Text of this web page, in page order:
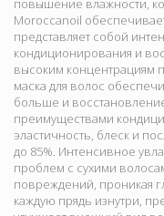
повышение влажности,
Moroccanoil
представляет собой
кондиционирования и
высоким концентрациям
маска для волос
больше и
преимуществами
эластичность, блеск и
до 85%. Интенсивное
проблем с сухими
повреждений, проникая
каждую прядь изнутри,